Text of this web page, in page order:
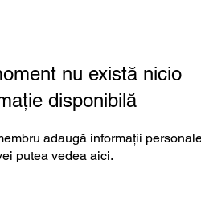
nu există nicio
disponibilă
adaugă informații
putea vedea aici.